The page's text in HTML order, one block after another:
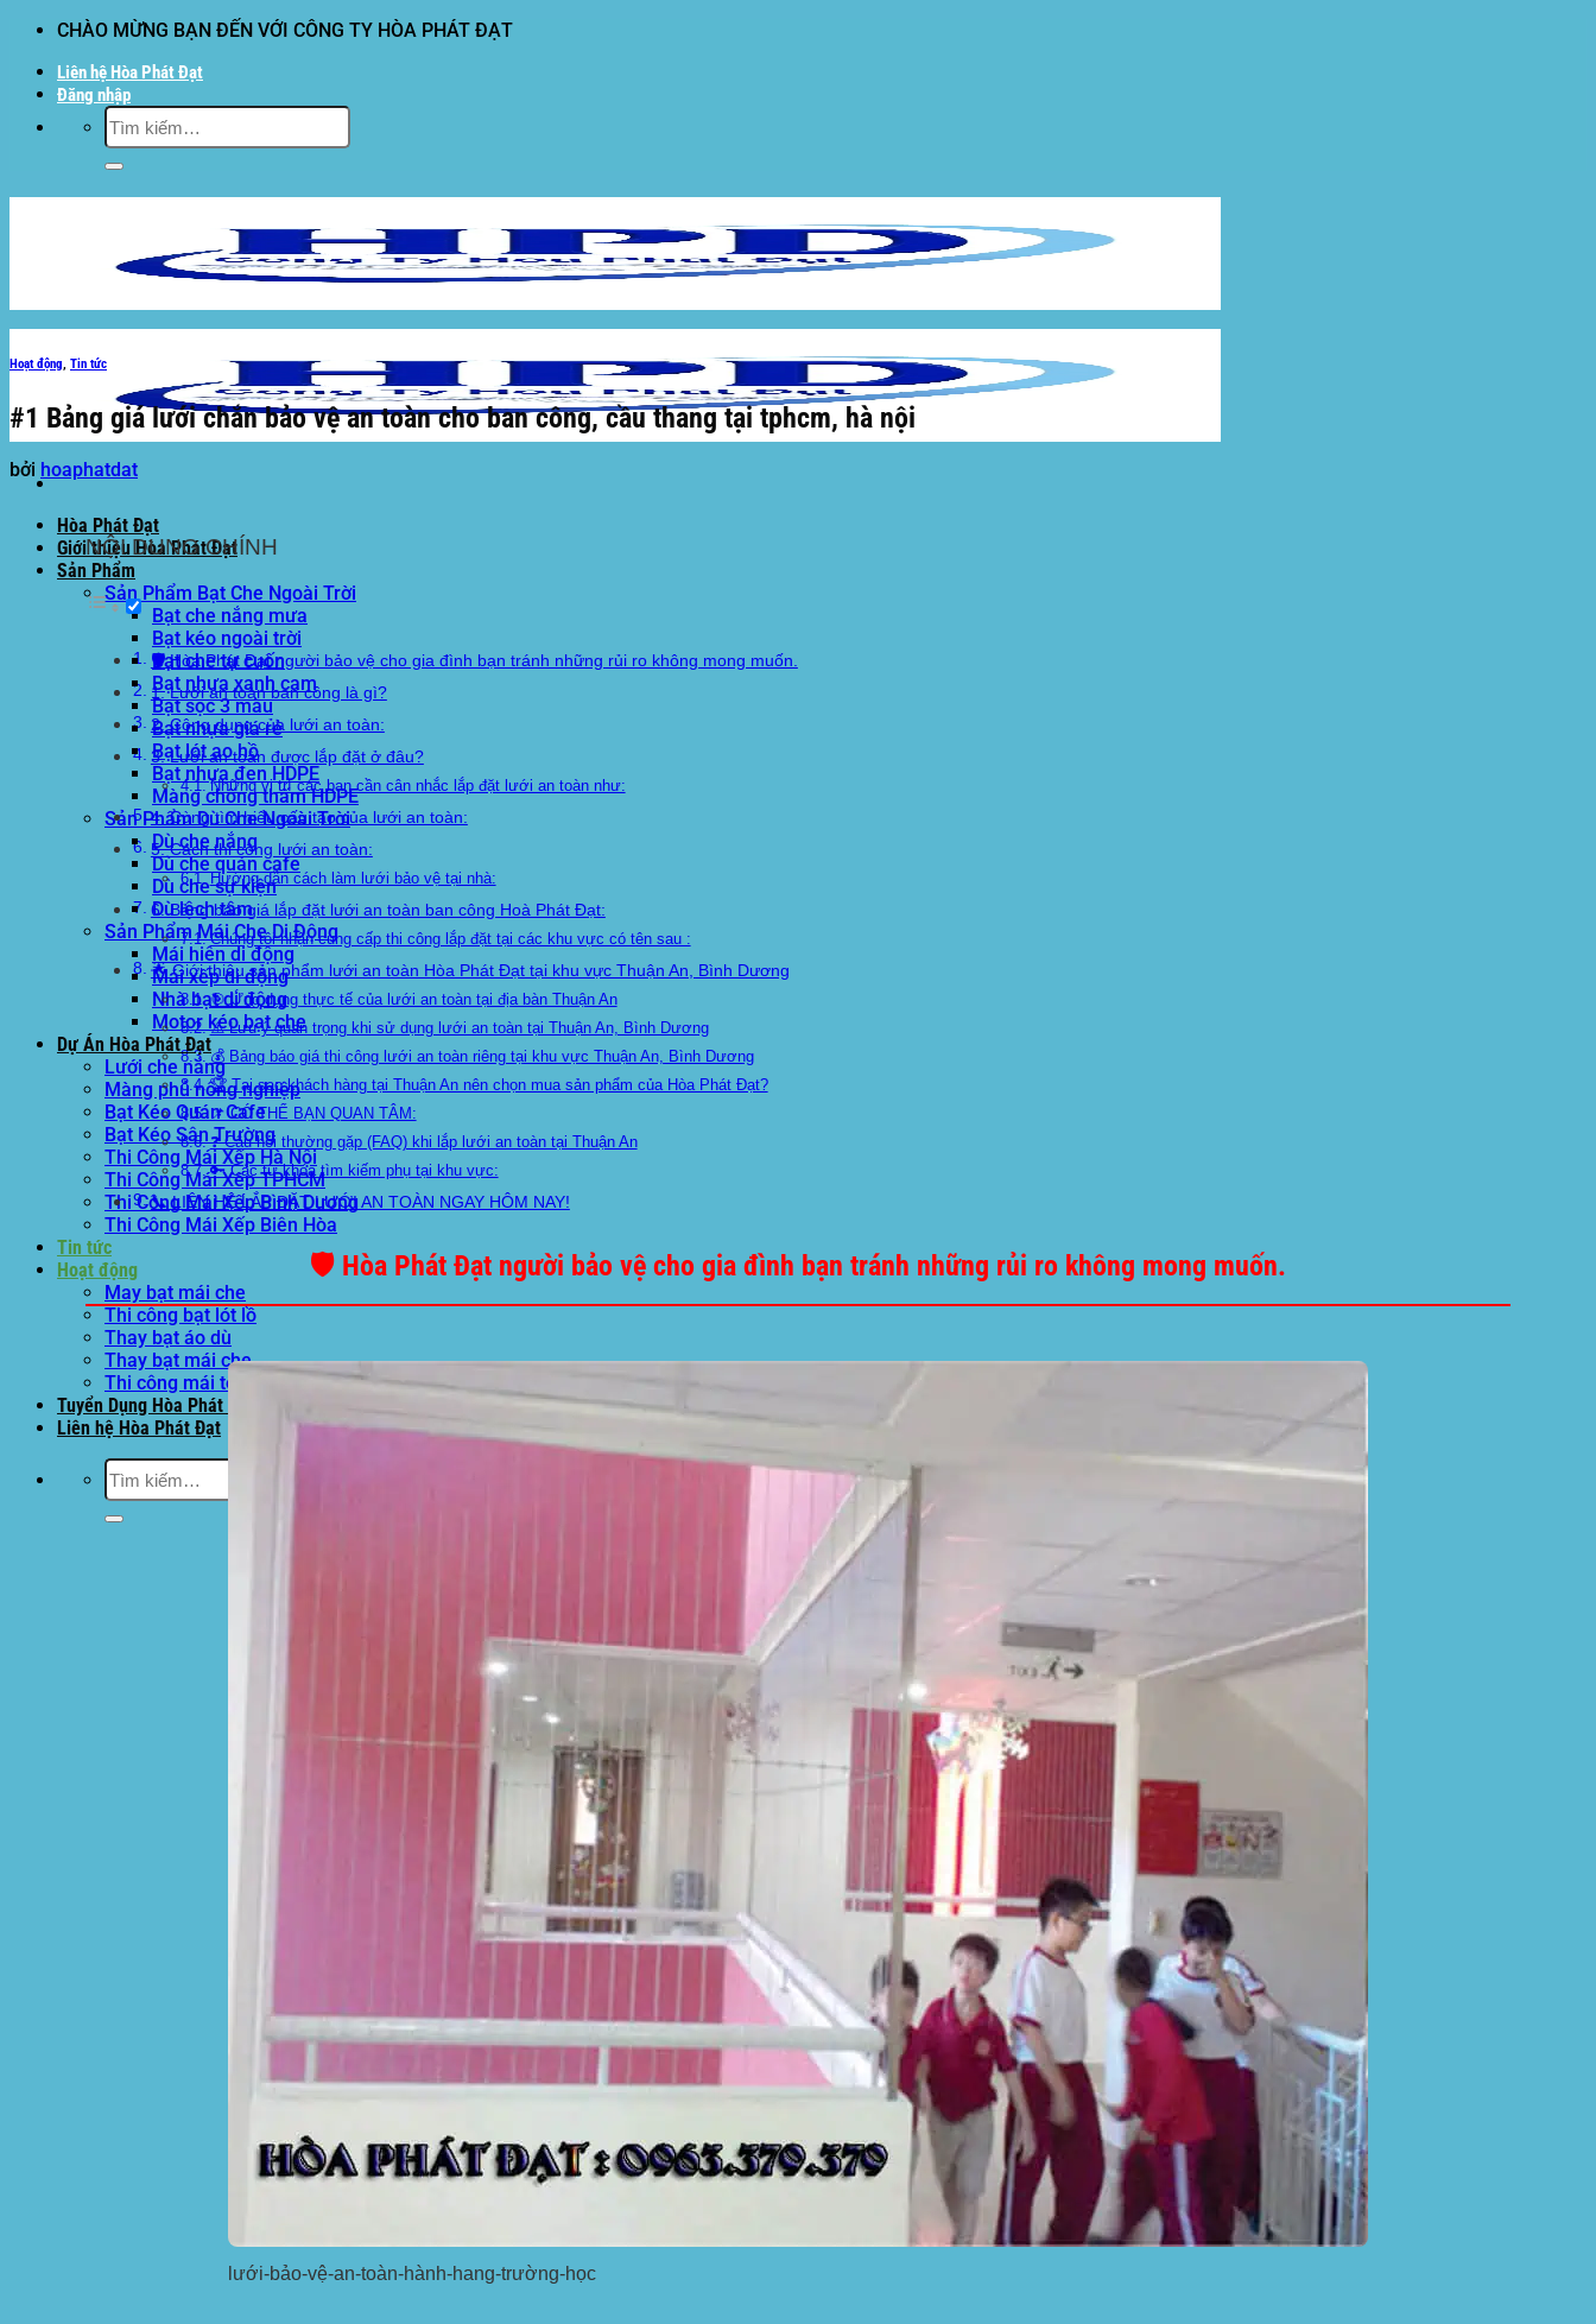
dung
CHÀO MỪNG BẠN ĐẾN VỚI CÔNG TY HÒA PHÁT ĐẠT
Liên hệ Hòa Phát Đạt
Đăng nhập
Tìm
kiếm:
Hòa Phát Đạt
Giới thiệu Hòa Phát Đạt
Sản Phẩm
Sản Phẩm Bạt Che Ngoài Trời
Bạt che nắng mưa
Bạt kéo ngoài trời
Bạt che tự cuốn
Bạt nhựa xanh cam
Bạt sọc 3 màu
Bạt nhựa giá rẻ
Bạt lót ao hồ
Bạt nhựa đen HDPE
Màng chống thấm HDPE
Sản Phẩm Dù Che Ngoài Trời
Dù che nắng
Dù che quán cafe
Dù che sự kiện
Dù lệch tâm
Sản Phẩm Mái Che Di Động
Mái hiên di động
Mái xếp di động
Nhà bạt di động
Motor kéo bạt che
Dự Án Hòa Phát Đạt
Lưới che nắng
Màng phủ nông nghiệp
Bạt Kéo Quán Cafe
Bạt Kéo Sân Trường
Thi Công Mái Xếp Hà Nội
Thi Công Mái Xếp TPHCM
Thi Công Mái Xếp Bình Dương
Thi Công Mái Xếp Biên Hòa
Tin tức
Hoạt động
May bạt mái che
Thi công bạt lót lồ
Thay bạt áo dù
Thay bạt mái che
Thi công mái tôn
Tuyển Dụng Hòa Phát Đạt
Liên hệ Hòa Phát Đạt
Tìm
kiếm:
Hoạt động, Tin tức
#1 Bảng giá lưới chắn bảo vệ an toàn cho ban công, cầu thang tại tphcm, hà nội
bởi hoaphatdat
NỘI DUNG CHÍNH
🛡️ Hòa Phát Đạt người bảo vệ cho gia đình bạn tránh những rủi ro không mong muốn.
1. Lưới an toàn ban công là gì?
2. Công dụng của lưới an toàn:
3. Lưới an toàn được lắp đặt ở đâu?
Những vị trí các bạn cần cân nhắc lắp đặt lưới an toàn như:
4. Cùng tìm hiểu cấu tạo của lưới an toàn:
5. Cách thi công lưới an toàn:
Hướng dẫn cách làm lưới bảo vệ tại nhà:
6. Bảng báo giá lắp đặt lưới an toàn ban công Hoà Phát Đạt:
Chúng tôi nhận cung cấp thi công lắp đặt tại các khu vực có tên sau :
🌟 Giới thiệu sản phẩm lưới an toàn Hòa Phát Đạt tại khu vực Thuận An, Bình Dương
🎯 Ứng dụng thực tế của lưới an toàn tại địa bàn Thuận An
⚠️ Lưu ý quan trọng khi sử dụng lưới an toàn tại Thuận An, Bình Dương
💰 Bảng báo giá thi công lưới an toàn riêng tại khu vực Thuận An, Bình Dương
🏆 Tại sao khách hàng tại Thuận An nên chọn mua sản phẩm của Hòa Phát Đạt?
📌 CÓ THỂ BẠN QUAN TÂM:
❓ Câu hỏi thường gặp (FAQ) khi lắp lưới an toàn tại Thuận An
🔑 Các từ khóa tìm kiếm phụ tại khu vực:
📞 LIÊN HỆ LẮP ĐẶT LƯỚI AN TOÀN NGAY HÔM NAY!
🛡️ Hòa Phát Đạt người bảo vệ cho gia đình bạn tránh những rủi ro không mong muốn.
lưới-bảo-vệ-an-toàn-hành-hang-trường-học